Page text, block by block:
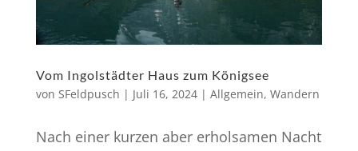
Vom Ingolstädter Haus zum Königsee
von SFeldpusch | Juli 16, 2024| Allgemein, Wandern
Nach einer kurzen aber erholsamen Nacht